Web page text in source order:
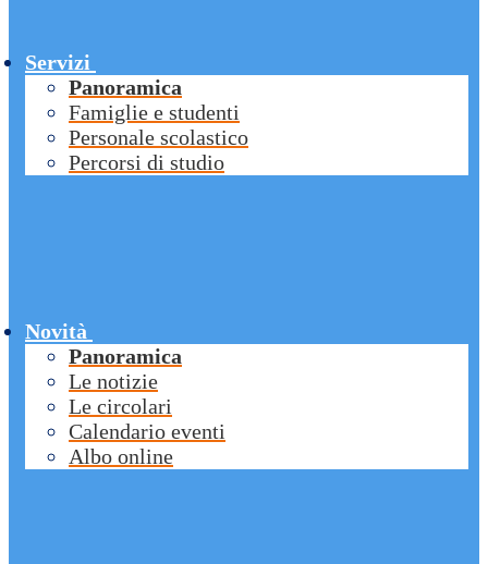
Servizi
Panoramica
Famiglie e studenti
Personale scolastico
Percorsi di studio
Novità
Panoramica
Le notizie
Le circolari
Calendario eventi
Albo online